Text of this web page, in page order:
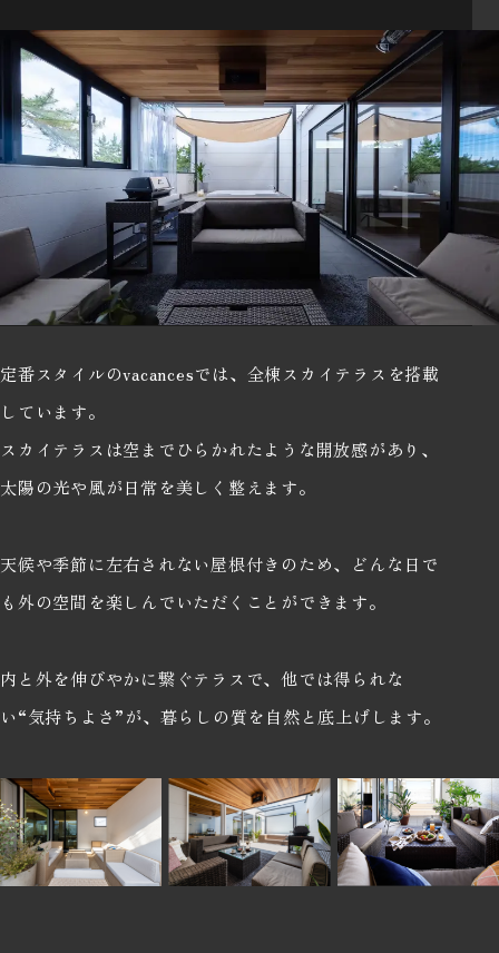
定番スタイルのvacancesでは、全棟スカイテラスを搭載
しています。
スカイテラスは空までひらかれたような開放感があり、
太陽の光や風が日常を美しく整えます。
天候や季節に左右されない屋根付きのため、どんな日で
も外の空間を楽しんでいただくことができます。
内と外を伸びやかに繋ぐテラスで、他では得られな
い“気持ちよさ”が、暮らしの質を自然と底上げします。